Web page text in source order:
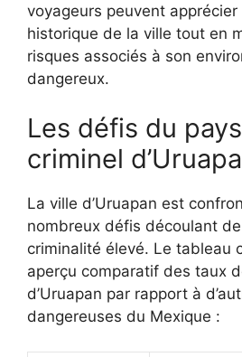
voyageurs peuvent apprécier
historique de la ville tout en
risques associés à son
dangereux.
Les défis du
criminel
La ville d’Uruapan est
nombreux défis découlant
criminalité élevé. Le tableau
aperçu comparatif des taux
d’Uruapan par rapport à
dangereuses du Mexique :